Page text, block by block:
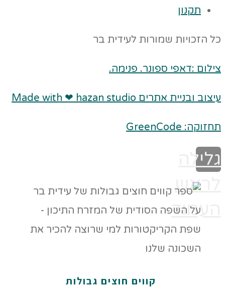
תקנון
כל הזכויות שמורות לעידית בר
צילום :דאפי ספונר. פנימה.
עיצוב ובניית אתרים Made with ❤ hazan studio
תחזוקה: GreenCode
גלילה
לראש
העמוד
קווים חוצים גבולות